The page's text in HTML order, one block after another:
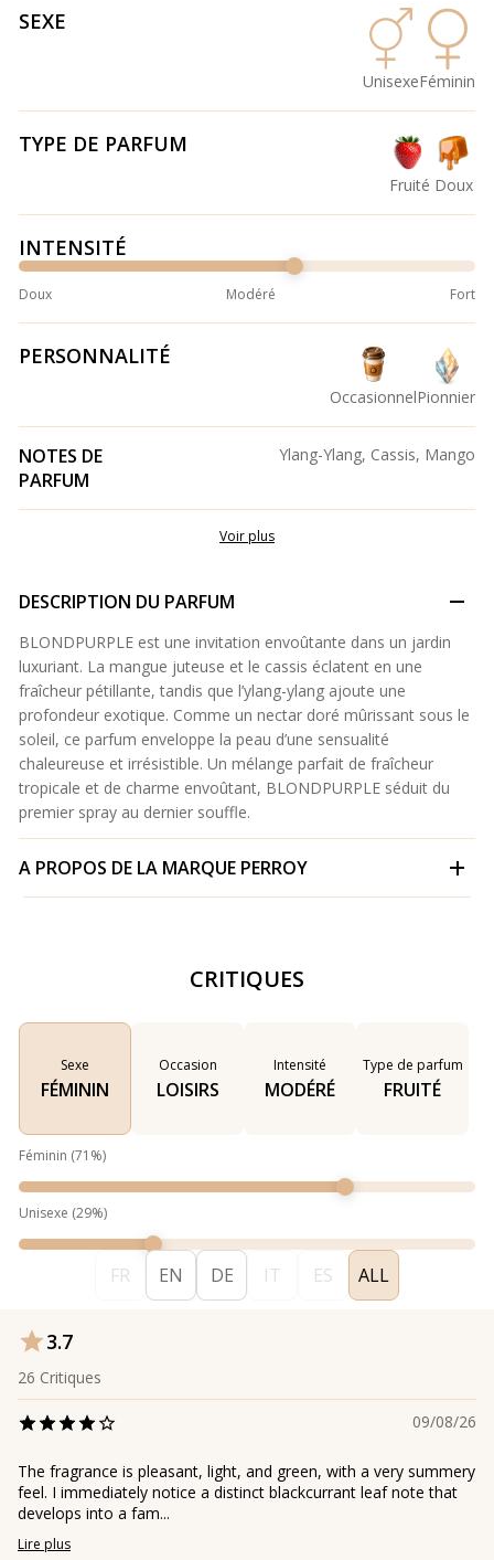
SEXE
UnisexeFéminin
TYPE DE PARFUM
Fruité Doux
INTENSITÉ
Doux Modéré Fort
PERSONNALITÉ
OccasionnelPionnier
NOTES DE
PARFUM
Ylang-Ylang, Cassis, Mango
Voir plus
DESCRIPTION DU PARFUM
BLONDPURPLE est une invitation envoûtante dans un jardin
luxuriant. La mangue juteuse et le cassis éclatent en une
fraîcheur pétillante, tandis que l’ylang-ylang ajoute une
profondeur exotique. Comme un nectar doré mûrissant sous le
soleil, ce parfum enveloppe la peau d’une sensualité
chaleureuse et irrésistible. Un mélange parfait de fraîcheur
tropicale et de charme envoûtant, BLONDPURPLE séduit du
premier spray au dernier souffle.
A PROPOS DE LA MARQUE PERROY
CRITIQUES
Sexe
FÉMININ
Occasion
LOISIRS
Intensité
MODÉRÉ
Type de parfum
FRUITÉ
Féminin (71 %)
Unisexe (29%)
FR EN DE IT ES ALL
3.7
26 Critiques
09/08/26
The fragrance is pleasant, light, and green, with a very summery
feel. I immediately notice a distinct blackcurrant leaf note that
develops into a fam...
Lire plus